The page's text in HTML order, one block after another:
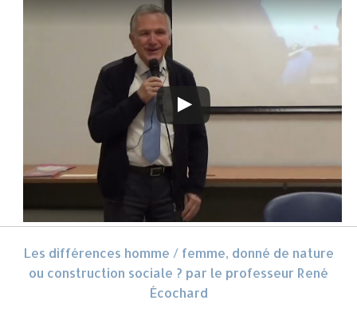
Les différences homme / femme, donné de nature
ou construction sociale ? par le professeur René
Écochard